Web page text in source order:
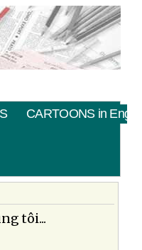
CARTOONS in English
tôi...